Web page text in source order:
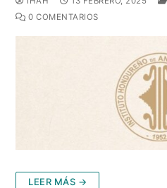
0 COMENTARIOS
LEER MÁS →